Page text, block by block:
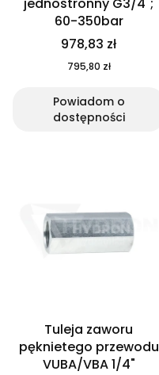
jednostronny G3/4";
60-350bar
978,83 zł
795,80 zł
Powiadom o
dostępności
Tuleja zaworu
pęknietego przewodu
VUBA/VBA 1/4"